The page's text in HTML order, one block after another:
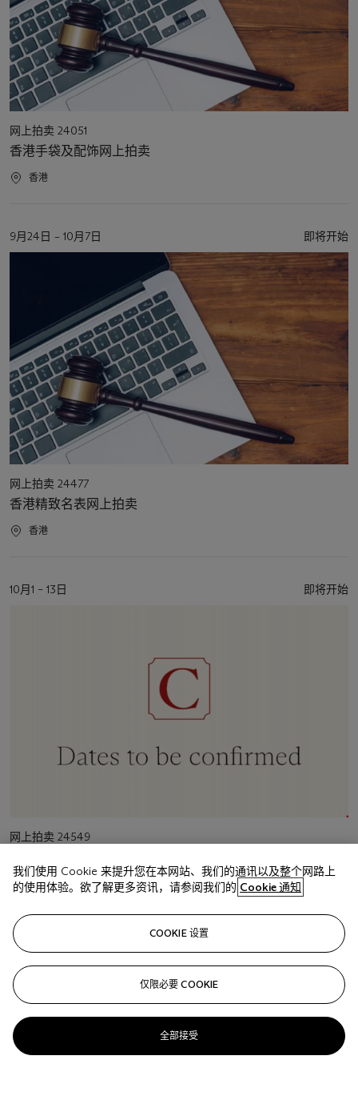
活
动
类
型
网上拍卖 24051
香港手袋及配饰网上拍卖
活
香港
活
动
9月24日 – 10月7日 即将开始
活
动
类
型
网上拍卖 24477
香港精致名表网上拍卖
活
香港
活
10月1 – 13日 即将开始
活
类
型
网上拍卖 24549
活
动
点
纽约
活
日
期
10月1 – 13日
我们使用 Cookie 来提升您在本网站、我们的通讯以及整个网路上
的使用体验。欲了解更多资讯，请参阅我们的 Cookie 通知
COOKIE 设置
仅限必要 COOKIE
全部接受